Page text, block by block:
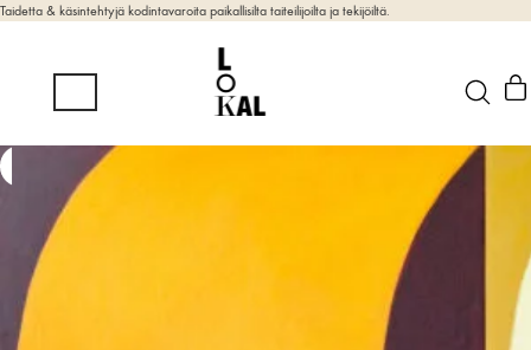
Taidetta & käsintehtyjä kodintavaroita paikallisilta taiteilijoilta ja tekijöiltä.